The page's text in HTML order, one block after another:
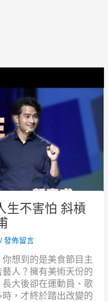
生不害怕 斜槓
/發佈留言
想到的是美食節目主
人？擁有美術天份的
大後卻在運動員、歌
，才終於踏出改變的